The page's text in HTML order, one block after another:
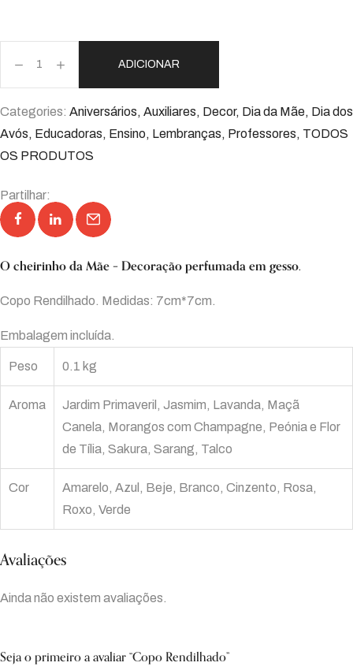
ADICIONAR
Categories: Aniversários, Auxiliares, Decor, Dia da Mãe, Dia dos
Avós, Educadoras, Ensino, Lembranças, Professores, TODOS
OS PRODUTOS
Partilhar:
O cheirinho da Mãe – Decoração perfumada em gesso.
Copo Rendilhado. Medidas: 7cm*7cm.
Embalagem incluída.
Peso 0.1 kg
Aroma
Jardim Primaveril, Jasmim, Lavanda, Maçã
Canela, Morangos com Champagne, Peónia e Flor
de Tília, Sakura, Sarang, Talco
Cor
Amarelo, Azul, Beje, Branco, Cinzento, Rosa,
Roxo, Verde
Avaliações
Ainda não existem avaliações.
Seja o primeiro a avaliar “Copo Rendilhado”